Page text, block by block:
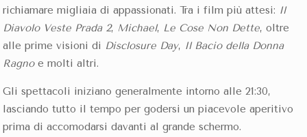
richiamare migliaia di appassionati. Tra i film più attesi: Il
Diavolo Veste Prada 2, Michael, Le Cose Non Dette, oltre
alle prime visioni di Disclosure Day, Il Bacio della Donna
Ragnoe molti altri.
Gli spettacoli iniziano generalmente intorno alle 21:30,
lasciando tutto il tempo per godersi un piacevole aperitivo
prima di accomodarsi davanti al grande schermo.